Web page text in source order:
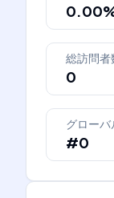
総訪問者
0
グローバ
#0